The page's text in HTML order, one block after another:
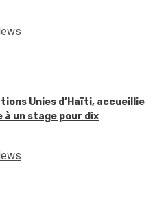
Unies d’Haïti, accueillie
à un stage pour dix